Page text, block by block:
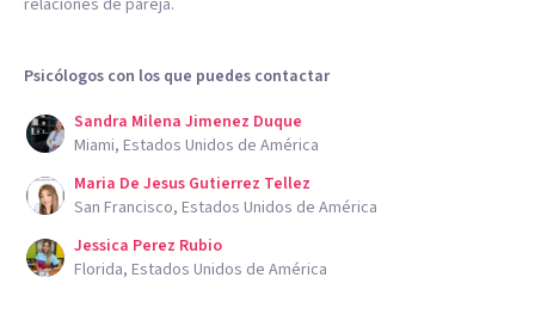
Psicólogos con los que puedes contactar
Sandra Milena Jimenez Duque
Miami, Estados Unidos de América
Maria De Jesus Gutierrez Tellez
San Francisco, Estados Unidos de América
Jessica Perez Rubio
Florida, Estados Unidos de América